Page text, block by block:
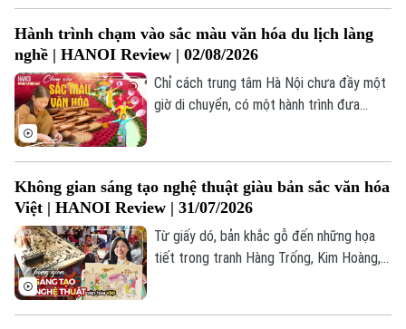
Đất đai
Kinh nghiệm
Tàu
Xe máy
Thị trường
Đánh giá
Tuyển sinh
Hướng nghiệp
Văn hóa
Tin tức
Làng nghề
Sức khỏe
Y tế
Dinh dưỡng
Tư vấn sức khỏe
Thể thao
Quần vợt
Golf
Giải trí
Tin tức
Sao
Đã phát sóng
mỗi sản phẩm đều chỉ có một phiên bản
duy nhất, bởi nó được tạo nên từ chính
đôi tay và câu chuyện của người làm ra.
Hành trình chạm vào sắc màu văn hóa du lịch làng
nghề | HANOI Review | 02/08/2026
Chỉ cách trung tâm Hà Nội chưa đầy một
giờ di chuyển, có một hành trình đưa
Bắc Bộ.
Không gian sáng tạo nghệ thuật giàu bản sắc văn hóa
Việt | HANOI Review | 31/07/2026
Từ giấy dó, bản khắc gỗ đến những họa
tiết trong tranh Hàng Trống, Kim Hoàng,